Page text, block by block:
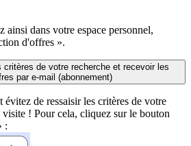
ainsi dans votre espace personnel,
d'offres ».
critères de votre recherche et recevoir les
par e-mail (abonnement)
évitez de ressaisir les critères de votre
visite ! Pour cela, cliquez sur le bouton
: